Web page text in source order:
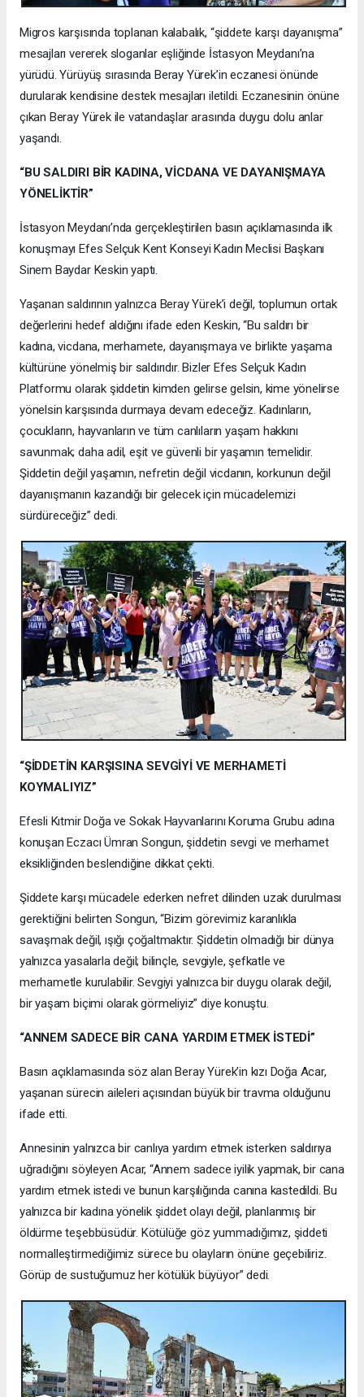
Migros karşısında toplanan kalabalık, “şiddete karşı dayanışma”
mesajları vererek sloganlar eşliğinde İstasyon Meydanı’na
yürüdü. Yürüyüş sırasında Beray Yürek’in eczanesi önünde
durularak kendisine destek mesajları iletildi. Eczanesinin önüne
çıkan Beray Yürek ile vatandaşlar arasında duygu dolu anlar
yaşandı.
“BU SALDIRI BİR KADINA, VİCDANA VE DAYANIŞMAYA
YÖNELİKTİR”
İstasyon Meydanı’nda gerçekleştirilen basın açıklamasında ilk
konuşmayı Efes Selçuk Kent Konseyi Kadın Meclisi Başkanı
Sinem Baydar Keskin yaptı.
Yaşanan saldırının yalnızca Beray Yürek’i değil, toplumun ortak
değerlerini hedef aldığını ifade eden Keskin, “Bu saldırı bir
kadına, vicdana, merhamete, dayanışmaya ve birlikte yaşama
kültürüne yönelmiş bir saldırıdır. Bizler Efes Selçuk Kadın
Platformu olarak şiddetin kimden gelirse gelsin, kime yönelirse
yönelsin karşısında durmaya devam edeceğiz. Kadınların,
çocukların, hayvanların ve tüm canlıların yaşam hakkını
savunmak; daha adil, eşit ve güvenli bir yaşamın temelidir.
Şiddetin değil yaşamın, nefretin değil vicdanın, korkunun değil
dayanışmanın kazandığı bir gelecek için mücadelemizi
sürdüreceğiz” dedi.
“ŞİDDETİN KARŞISINA SEVGİYİ VE MERHAMETİ
KOYMALIYIZ”
Efesli Kıtmir Doğa ve Sokak Hayvanlarını Koruma Grubu adına
konuşan Eczacı Ümran Songun, şiddetin sevgi ve merhamet
eksikliğinden beslendiğine dikkat çekti.
Şiddete karşı mücadele ederken nefret dilinden uzak durulması
gerektiğini belirten Songun, “Bizim görevimiz karanlıkla
savaşmak değil, ışığı çoğaltmaktır. Şiddetin olmadığı bir dünya
yalnızca yasalarla değil; bilinçle, sevgiyle, şefkatle ve
merhametle kurulabilir. Sevgiyi yalnızca bir duygu olarak değil,
bir yaşam biçimi olarak görmeliyiz” diye konuştu.
“ANNEM SADECE BİR CANA YARDIM ETMEK İSTEDİ”
Basın açıklamasında söz alan Beray Yürek’in kızı Doğa Acar,
yaşanan sürecin aileleri açısından büyük bir travma olduğunu
ifade etti.
Annesinin yalnızca bir canlıya yardım etmek isterken saldırıya
uğradığını söyleyen Acar, “Annem sadece iyilik yapmak, bir cana
yardım etmek istedi ve bunun karşılığında canına kastedildi. Bu
yalnızca bir kadına yönelik şiddet olayı değil, planlanmış bir
öldürme teşebbüsüdür. Kötülüğe göz yummadığımız, şiddeti
normalleştirmediğimiz sürece bu olayların önüne geçebiliriz.
Görüp de sustuğumuz her kötülük büyüyor” dedi.